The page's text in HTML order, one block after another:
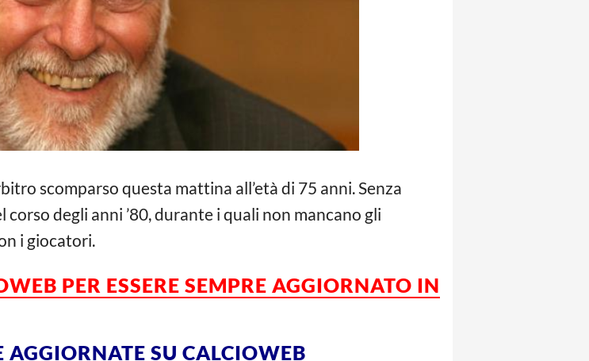
scomparso questa mattina all’età di 75 anni. Senza
degli anni ’80, durante i quali non mancano gli
i giocatori.
PER ESSERE SEMPRE AGGIORNATO IN
AGGIORNATE SU CALCIOWEB